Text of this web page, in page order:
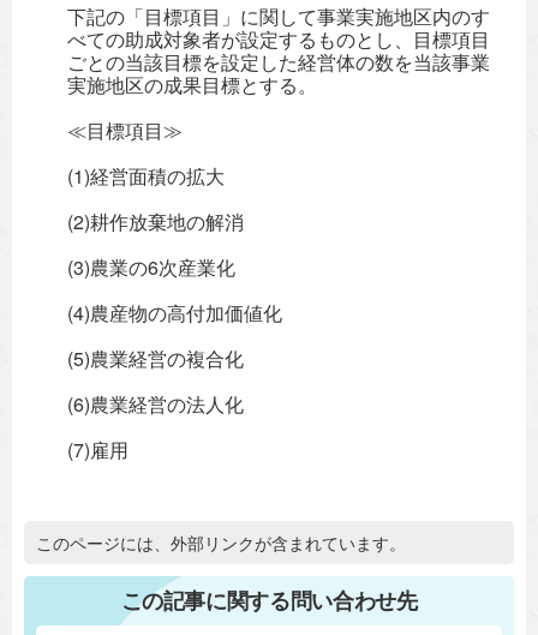
下記の「目標項目」に関して事業実施地区内のす
べての助成対象者が設定するものとし、目標項目
ごとの当該目標を設定した経営体の数を当該事業
実施地区の成果目標とする。
≪目標項目≫
(1)経営面積の拡大
(2)耕作放棄地の解消
(3)農業の6次産業化
(4)農産物の高付加価値化
(5)農業経営の複合化
(6)農業経営の法人化
(7)雇用
追加情報：外部リンク
このページには、外部リンクが含まれています。
この記事に関する問い合わせ先